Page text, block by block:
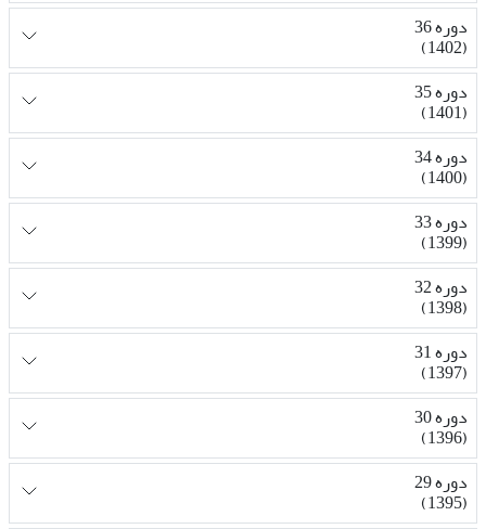
دوره 36
(1402)
دوره 35
(1401)
دوره 34
(1400)
دوره 33
(1399)
دوره 32
(1398)
دوره 31
(1397)
دوره 30
(1396)
دوره 29
(1395)